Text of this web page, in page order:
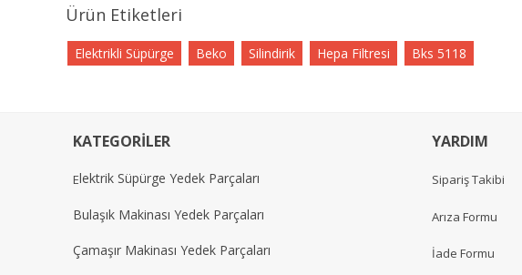
Ürün Etiketleri
Elektrikli Süpürge Beko Silindirik Hepa Filtresi Bks 5118
KATEGORİLER
Elektrik Süpürge Yedek Parçaları
Bulaşık Makinası Yedek Parçaları
Çamaşır Makinası Yedek Parçaları
YARDIM
Sipariş Takibi
Arıza Formu
İade Formu